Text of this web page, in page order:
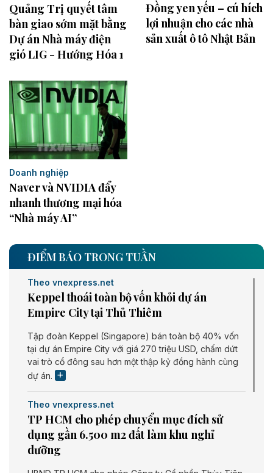
Quảng Trị quyết tâm
bàn giao sớm mặt bằng
Dự án Nhà máy điện
gió LIG - Hướng Hóa 1
Đồng yen yếu – cú hích
lợi nhuận cho các nhà
sản xuất ô tô Nhật Bản
Doanh nghiệp
Naver và NVIDIA đẩy
nhanh thương mại hóa
“Nhà máy AI”
ĐIỂM BÁO TRONG TUẦN
Theo vnexpress.net
Keppel thoái toàn bộ vốn khỏi dự án
Empire City tại Thủ Thiêm
Tập đoàn Keppel (Singapore) bán toàn bộ 40% vốn
tại dự án Empire City với giá 270 triệu USD, chấm dứt
vai trò cổ đông sau hơn một thập kỷ đồng hành cùng
dự án.
Theo vnexpress.net
TP HCM cho phép chuyển mục đích sử
dụng gần 6.500 m2 đất làm khu nghỉ
dưỡng